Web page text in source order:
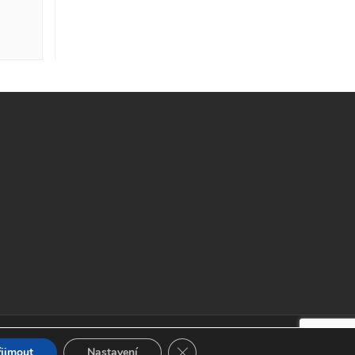
Zavřít cookie lištu GDPR